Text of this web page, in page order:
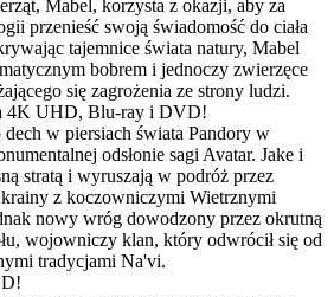
Mabel, korzysta z okazji, aby za
przenieść swoją świadomość do ciała
tajemnice świata natury, Mabel
bobrem i jednoczy zwierzęce
się zagrożenia ze strony ludzi.
4K UHD, Blu-ray i DVD!
w piersiach świata Pandory w
odsłonie sagi Avatar. Jake i
stratą i wyruszają w podróż przez
z koczowniczymi Wietrznymi
nowy wróg dowodzony przez okrutną
wojowniczy klan, który odwrócił się od
tradycjami Na'vi.